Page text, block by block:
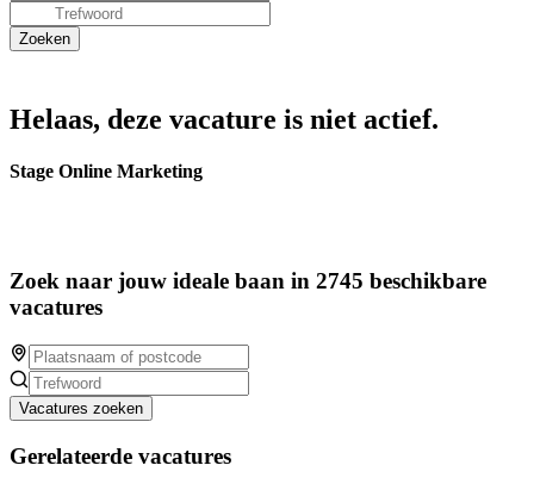
Helaas, deze vacature is niet actief.
Stage Online Marketing
Zoek naar jouw ideale baan in 2745 beschikbare
vacatures
Vacatures zoeken
Gerelateerde vacatures